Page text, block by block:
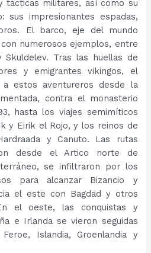
tácticas militares, así como su
sus impresionantes espadas,
El barco, eje del mundo
numerosos ejemplos, entre
Tras las huellas de
y emigrantes vikingos, el
estos aventureros desde la
contra el monasterio
hasta los viajes semimíticos
y Eirik el Rojo, y los reinos de
y Canuto. Las rutas
desde el Artico norte de
se infiltraron por los
para alcanzar Bizancio y
el este con Bagdad y otros
el oeste, las conquistas y
e Irlanda se vieron seguidas
Islandia, Groenlandia y